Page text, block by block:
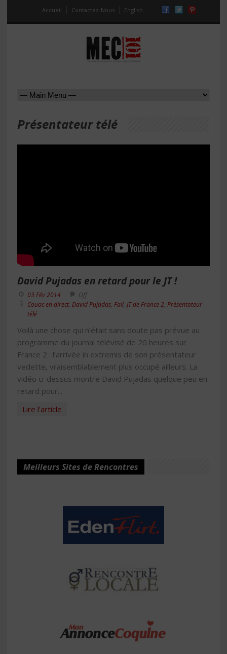
Accueil Contactez-Nous English
Présentateur télé
David Pujadas en retard pour le JT !
03 Fév 2014
Off
Couac en direct David Pujadas Fail JT de France 2 Présentateur
télé
Voilà une chose qui n’était sans doute pas prévue au
programme du journal télévisé de 20 heures sur
France 2 : l’arrivée in extremis de son présentateur
vedette, vraisemblablement plus occupé ailleurs. La
vidéo ci-dessus montre David Pujadas quelque peu en
retard pour...
Lire l'article
Meilleurs Sites de Rencontres